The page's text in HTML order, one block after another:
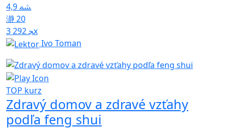
4,9
20
3 292x
Ivo Toman
TOP kurz
Zdravý domov a zdravé vzťahy
podľa feng shui